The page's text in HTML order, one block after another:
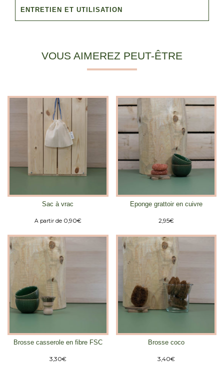
ENTRETIEN ET UTILISATION
VOUS AIMEREZ PEUT-ÊTRE
Sac à vrac
A partir de 0,90€
Eponge grattoir en cuivre
2,95€
Brosse casserole en fibre FSC
3,30€
Brosse coco
3,40€